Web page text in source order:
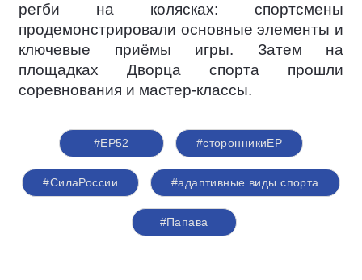
регби на колясках: спортсмены
продемонстрировали основные элементы и
ключевые приёмы игры. Затем на
площадках Дворца спорта прошли
соревнования и мастер-классы.
#ЕР52 #сторонникиЕР
#СилаРоссии #адаптивные виды спорта
#Папава